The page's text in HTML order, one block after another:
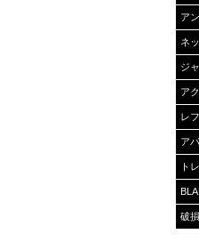
ア
ネ
ジ
ア
レ
ア
ト
破